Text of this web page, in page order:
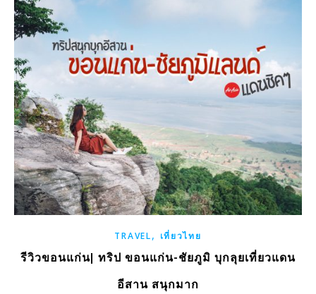
TRAVEL, เที่ยวไทย
รีวิวขอนแก่น| ทริป ขอนแก่น-ชัยภูมิ บุกลุยเที่ยวแดน
อีสาน สนุกมาก